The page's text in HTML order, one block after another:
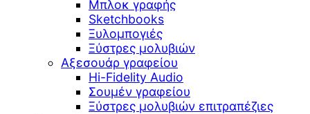
Μπλοκ γραφής
Sketchbooks
Ξυλομπογιές
Ξύστρες μολυβιών
Αξεσουάρ γραφείου
Hi-Fidelity Audio
Σουμέν γραφείου
Ξύστρες μολυβιών επιτραπέζιες